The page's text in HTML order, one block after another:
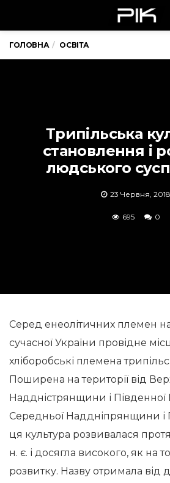
ГОЛОВНА ОСВІТА
Трипільська
становлення і
людського
23 Червня, 2018
695 0
Серед енеолітичних племен на
сучасної України провідне
хліборобські племена
Поширена на території від
Наддністрянщини і Південної
Середньої Наддніпрянщини і
ця культура розвивалася
н. є. і досягла високого, як на
розвитку. Назву отримала від